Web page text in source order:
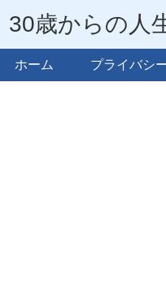
30歳からの人
ホーム プライバシ